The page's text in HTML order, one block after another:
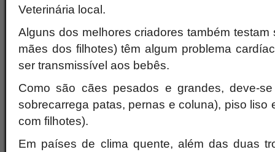
Veterinária local.
Alguns dos melhores criadores também
mães dos filhotes) têm algum problema
ser transmissível aos bebês.
Como são cães pesados e grandes, deve-
sobrecarrega patas, pernas e coluna), piso liso
com filhotes).
Em países de clima quente, além das duas